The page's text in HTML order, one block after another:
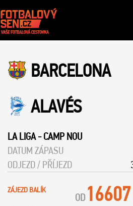
BARCELONA
ALAVÉS
LA LIGA-CAMP NOU
DATUM ZÁPASU
ODJEZD / PŘÍJEZD
ZÁJEZD BALÍK
OD